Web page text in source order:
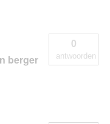
berger
0
antwoorden